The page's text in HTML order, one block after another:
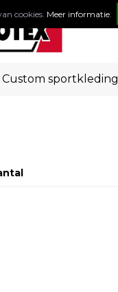
Custom sportkleding
cookies. Meer informatie.